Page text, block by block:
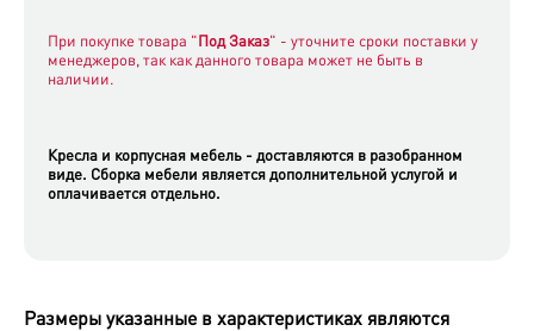
При покупке товара " Под Заказ" - уточните сроки поставки у
менеджеров, так как данного товара может не быть в
наличии.
Кресла и корпусная мебель - доставляются в разобранном
виде. Сборка мебели является дополнительной услугой и
оплачивается отдельно.
Размеры указанные в характеристиках являются